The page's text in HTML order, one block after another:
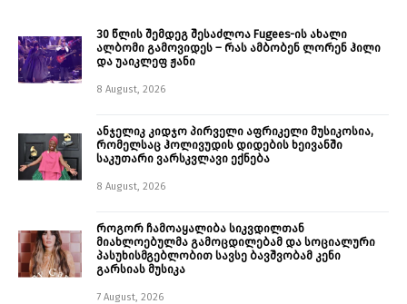
30 წლის შემდეგ შესაძლოა Fugees-ის ახალი
ალბომი გამოვიდეს – რას ამბობენ ლორენ ჰილი
და უაიკლეფ ჟანი
8 August, 2026
ანჯელიკ კიდჯო პირველი აფრიკელი მუსიკოსია,
რომელსაც ჰოლივუდის დიდების ხეივანში
საკუთარი ვარსკვლავი ექნება
8 August, 2026
როგორ ჩამოაყალიბა სიკვდილთან
მიახლოებულმა გამოცდილებამ და სოციალური
პასუხისმგებლობით სავსე ბავშვობამ კენი
გარსიას მუსიკა
7 August, 2026